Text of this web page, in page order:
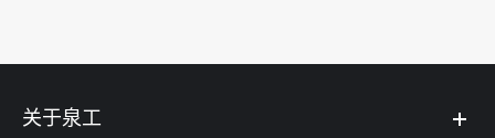
关于泉工